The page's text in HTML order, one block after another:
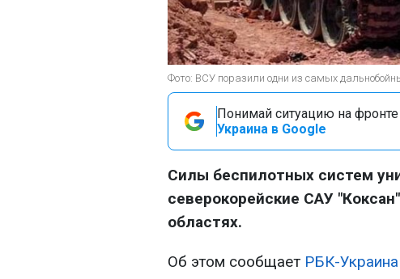
Фото: ВСУ поразили одни из самых
Понимай ситуацию на фронте
Украина в Google
Силы беспилотных систем
северокорейские САУ
областях.
Об этом сообщает РБК-Украина